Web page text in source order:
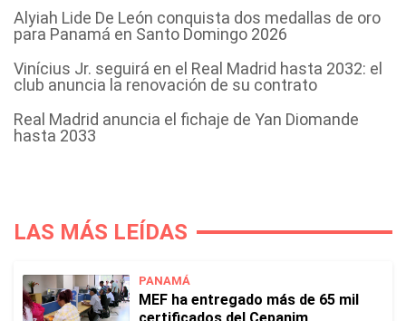
Alyiah Lide De León conquista dos medallas de oro
para Panamá en Santo Domingo 2026
Vinícius Jr. seguirá en el Real Madrid hasta 2032: el
club anuncia la renovación de su contrato
Real Madrid anuncia el fichaje de Yan Diomande
hasta 2033
LAS MÁS LEÍDAS
PANAMÁ
MEF ha entregado más de 65 mil